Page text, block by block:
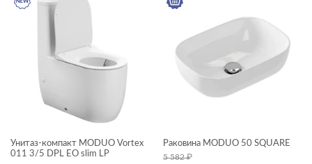
модули для тумбы
модули для шкафчиков
раковины мебельные
раковины на столешницу
Унитаз-компакт MODUO Vortex
011 3/5 DPL EO slim LP
Раковина MODUO 50 SQUARE
5 582₽